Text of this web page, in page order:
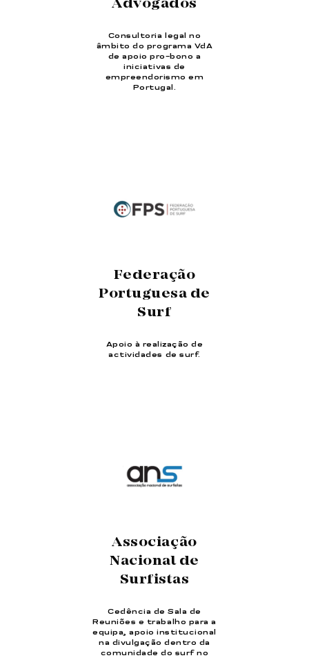
Advogados
Consultoria legal no
âmbito do programa VdA
de apoio pro-bono a
iniciativas de
empreendorismo em
Portugal.
Federação
Portuguesa de
Surf
Apoio à realização de
actividades de surf.
Associação
Nacional de
Surfistas
Cedência de Sala de
Reuniões e trabalho para a
equipa, apoio institucional
na divulgação dentro da
comunidade do surf no